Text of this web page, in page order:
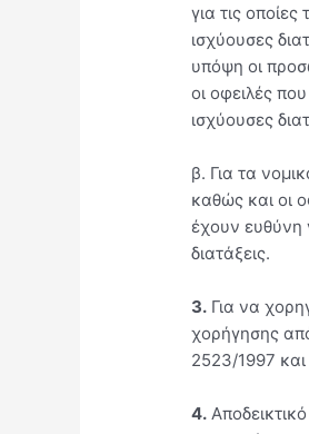
για τις
ισχύουσες
υπόψη οι
οι οφειλές
ισχύουσες
β. Για τα
καθώς και οι
έχουν ευθύνη
διατάξεις.
3. Για να
χορήγησης
2523/1997
4.